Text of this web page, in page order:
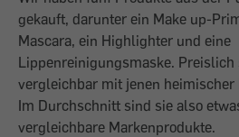
gekauft, darunter ein Make up-
Mascara, ein Highlighter und eine
Lippenreinigungsmaske. Preislich
vergleichbar mit jenen heimischer
Im Durchschnitt sind sie also
vergleichbare Markenprodukte.